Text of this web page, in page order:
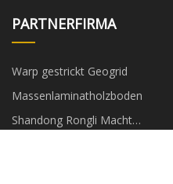
PARTNERFIRMA
Warp gestrickt Geogrid
Massenlaminatholzboden
Shandong Rongli Macht